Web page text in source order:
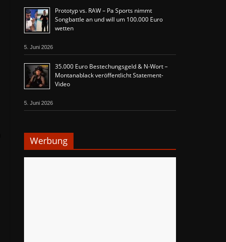
Prototyp vs. RAW – Pa Sports nimmt
Songbattle an und will um 100.000 Euro
wetten
5. Juni 2026
35.000 Euro Bestechungsgeld & N-Wort –
Montanablack veröffentlicht Statement-
Video
5. Juni 2026
Werbung